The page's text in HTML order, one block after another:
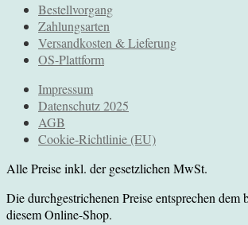
Bestellvorgang
Zahlungsarten
Versandkosten & Lieferung
OS-Plattform
Impressum
Datenschutz 2025
AGB
Cookie-Richtlinie (EU)
Alle Preise inkl. der gesetzlichen MwSt.
Die durchgestrichenen Preise entsprechen dem
diesem Online-Shop.